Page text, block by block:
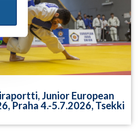
Junior European
Praha 4.-5.7.2026, Tsekki